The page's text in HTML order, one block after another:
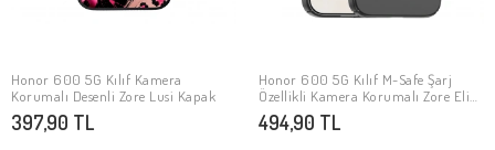
SEPETE EKLE
Honor 600 5G Kılıf Kamera
Korumalı Desenli Zore Lusi Kapak
397,90 TL
SEPETE EKLE
Honor 600 5G Kılıf M-Safe Şarj
Özellikli Kamera Korumalı Zore Elio
Sert PC Kapak
494,90 TL